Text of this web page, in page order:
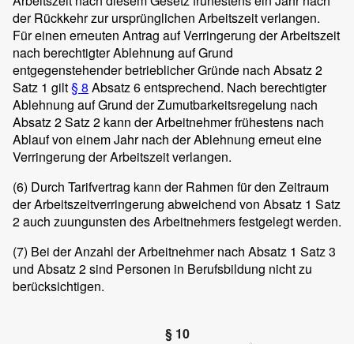
der Rückkehr zur ursprünglichen Arbeitszeit verlangen.
Für einen erneuten Antrag auf Verringerung der Arbeitszeit
nach berechtigter Ablehnung auf Grund
entgegenstehender betrieblicher Gründe nach Absatz 2
Satz 1 gilt§ 8 Absatz 6 entsprechend. Nach berechtigter
Ablehnung auf Grund der Zumutbarkeitsregelung nach
Absatz 2 Satz 2 kann der Arbeitnehmer frühestens nach
Ablauf von einem Jahr nach der Ablehnung erneut eine
Verringerung der Arbeitszeit verlangen.
(6) Durch Tarifvertrag kann der Rahmen für den Zeitraum
der Arbeitszeitverringerung abweichend von Absatz 1 Satz
2 auch zuungunsten des Arbeitnehmers festgelegt werden.
(7) Bei der Anzahl der Arbeitnehmer nach Absatz 1 Satz 3
und Absatz 2 sind Personen in Berufsbildung nicht zu
berücksichtigen.
§ 10